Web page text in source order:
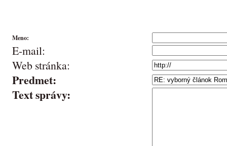
Meno:
E-mail:
Web stránka:
Predmet:
Text správy: